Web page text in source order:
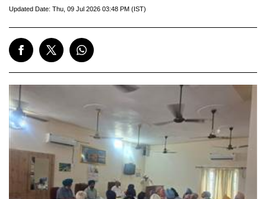
Updated Date: Thu, 09 Jul 2026 03:48 PM (IST)